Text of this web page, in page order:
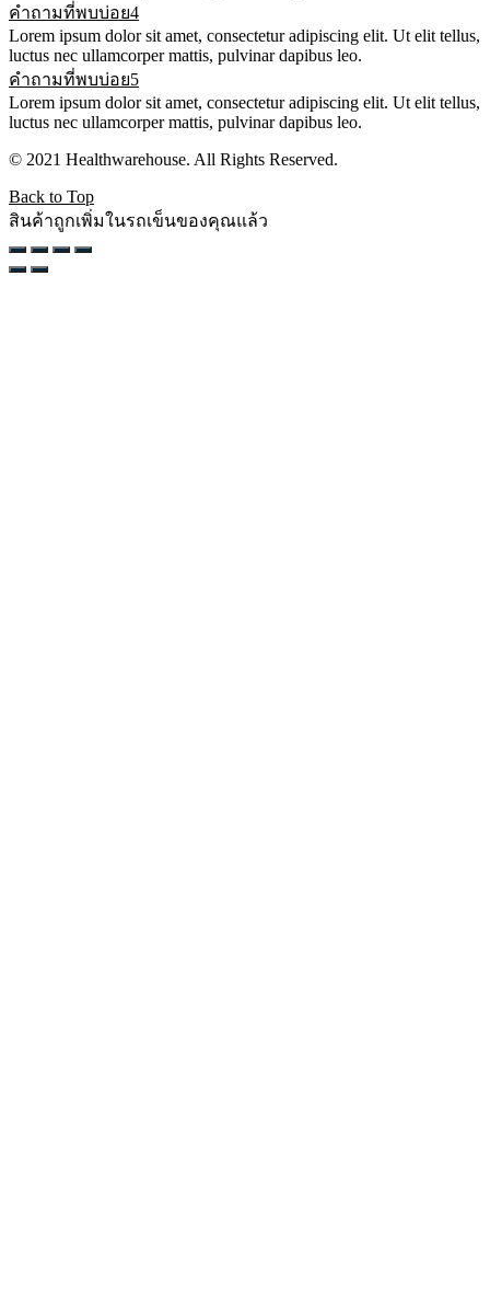
คำถามที่พบบ่อย4
Lorem ipsum dolor sit amet, consectetur adipiscing elit. Ut elit tellus,
luctus nec ullamcorper mattis, pulvinar dapibus leo.
คำถามที่พบบ่อย5
Lorem ipsum dolor sit amet, consectetur adipiscing elit. Ut elit tellus,
luctus nec ullamcorper mattis, pulvinar dapibus leo.
© 2021 Healthwarehouse. All Rights Reserved.
Back to Top
สินค้าถูกเพิ่มในรถเข็นของคุณแล้ว